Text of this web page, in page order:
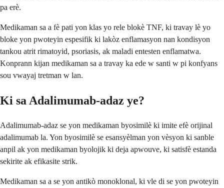
pa erè.
Medikaman sa a fè pati yon klas yo rele blokè TNF, ki travay lè yo
bloke yon pwoteyin espesifik ki lakòz enflamasyon nan kondisyon
tankou atrit rimatoyid, psoriasis, ak maladi entesten enflamatwa.
Konprann kijan medikaman sa a travay ka ede w santi w pi konfyans
sou vwayaj tretman w lan.
Ki sa Adalimumab-adaz ye?
Adalimumab-adaz se yon medikaman byosimilè ki imite efè orijinal
adalimumab la. Yon byosimilè se esansyèlman yon vèsyon ki sanble
anpil ak yon medikaman byolojik ki deja apwouve, ki satisfè estanda
sekirite ak efikasite strik.
Medikaman sa a se yon antikò monoklonal, ki vle di se yon pwoteyin